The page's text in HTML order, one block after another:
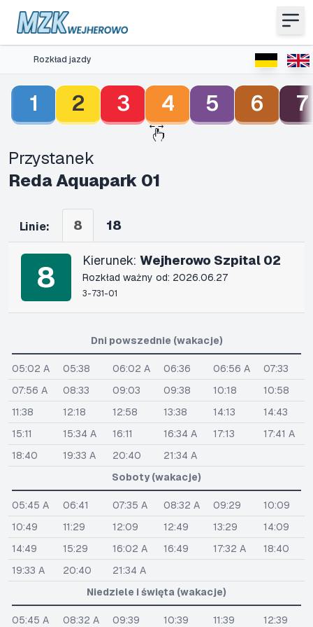
Rozkład jazdy
1 2 3 4 5 6 7
Przystanek
Reda Aquapark 01
Linie: 8 18
8 Kierunek: Wejherowo Szpital 02
Rozkład ważny od: 2026.06.27
3-731-01
Dni powszednie (wakacje)
05:02 A 05:38 06:02 A 06:36 06:56 A
07:33
07:56 A
08:33 09:03 09:38 10:18
10:58
11:38
12:18 12:58 13:38 14:13
14:43
15:11
15:34 A 16:11 16:34 A 17:13
17:41 A
18:40
19:33 A 20:40
21:34 A
Soboty (wakacje)
05:45 A 06:41 07:35 A 08:32 A 09:29
10:09
10:49
11:29 12:09 12:49 13:29
14:09
14:49
15:29 16:02 A 16:49 17:32 A
18:40
19:33 A
20:40
21:34 A
Niedziele i święta (wakacje)
05:45 A 08:32 A 09:39 10:39 11:39
12:39